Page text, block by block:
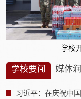
捷报频传！校健美
学校要闻 媒体